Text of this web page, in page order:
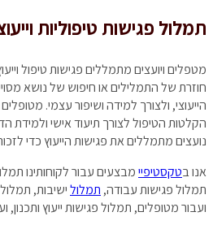
תמלול פגישות טיפוליות
מטפלים ויועצים מתמללים פגישות טיפול
חוזרת של התמלילים או חיפוש של נושא
הייעוצי, ולצורך למידה ושיפור עצמי.
הקלטות הטיפול לצורך תיעוד אישי ולמידת
נועצים מתמללים את פגישות הייעוץ כדי
אנו בטקסטיפיימבצעים עבור לקוחותינו
תמלול פגישות עבודה, תמלולישיבות,
ועבור מטופלים, תמלול פגישות ייעוץ ותכנון,